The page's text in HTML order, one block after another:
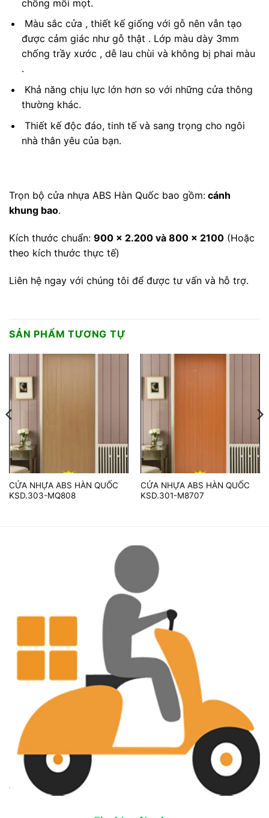
chống mối mọt.
Màu sắc cửa , thiết kế giống với gỗ nên vẫn tạo
được cảm giác như gỗ thật . Lớp màu dày 3mm
chống trầy xước , dễ lau chùi và không bị phai màu
.
Khả năng chịu lực lớn hơn so với những cửa thông
thường khác.
Thiết kế độc đáo, tinh tế và sang trọng cho ngôi
nhà thân yêu của bạn.
Trọn bộ cửa nhựa ABS Hàn Quốc bao gồm: cánh
khung bao.
Kích thước chuẩn: 900 x 2.200 và 800 x 2100 (Hoặc
theo kích thước thực tế)
Liên hệ ngay với chúng tôi để được tư vấn và hỗ trợ.
SẢN PHẨM TƯƠNG TỰ
CỬA NHỰA ABS HÀN QUỐC
KSD.303-MQ808
CỬA NHỰA ABS HÀN QUỐC
KSD.301-M8707